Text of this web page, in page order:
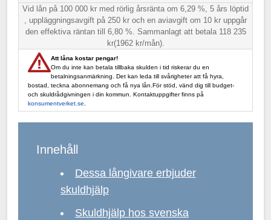
Vid lån på 100 000 kr med rörlig årsränta om 6,29 %, 5 års löptid
, uppläggningsavgift på 250 kr och en aviavgift om 10 kr uppgår
den effektiva räntan till 6,80 %. Sammanlagt att betala 118 235
kr(1962 kr/mån).
Att låna kostar pengar!
Om du inte kan betala tillbaka skulden i tid riskerar du en
betalningsanmärkning. Det kan leda till svårigheter att få hyra,
bostad, teckna abonnemang och få nya lån.För stöd, vänd dig till budget-
och skuldrådgivningen i din kommun. Kontaktuppgifter finns på
konsumentverket.se
Innehåll
Dessa långivare erbjuder
skuldhjälp
Skuldhjälp hos svenska